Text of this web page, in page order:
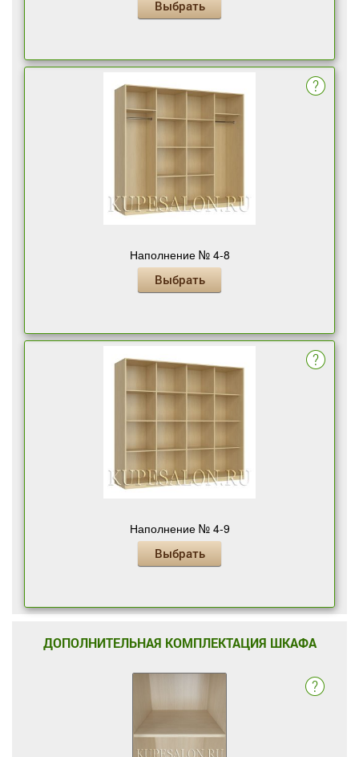
Выбрать
Наполнение № 4-8
Выбрать
Наполнение № 4-9
Выбрать
ДОПОЛНИТЕЛЬНАЯ КОМПЛЕКТАЦИЯ ШКАФА